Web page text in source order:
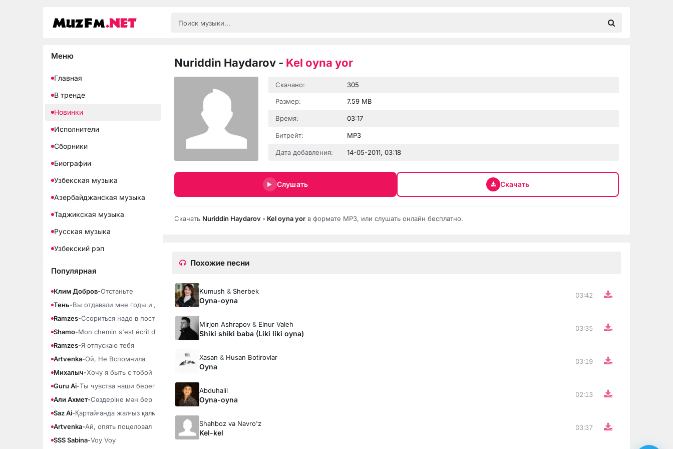
Меню
Главная
В тренде
Новинки
Исполнители
Сборники
Биографии
Узбекская музыка
Азербайджанская музыка
Таджикская музыка
Русская музыка
Узбекский рэп
Популярная
Клим Добров-Отстаньте
Тень-Вы отдавали мне годы и душу
Ramzes-Ссориться надо в постели
Shamo-Mon chemin s'est écrit dans la fumée
Ramzes-Я отпускаю тебя
Artvenka-Ой, Не Вспомнила
Михалыч-Хочу я быть с тобой
Guru Ai-Ты чувства наши береги
Али Ахмет-Сөздеріне мән бер
Saz Ai-Қартайғанда жалғыз қалма
Artvenka-Ай, опять поцеловал
SSS Sabina-Voy Voy
Nuriddin Haydarov - Kel oyna yor
Скачано: 305
Размер: 7.59 MB
Время: 03:17
Битрейт: MP3
Дата добавления: 14-05-2011, 03:18
Слушать Скачать
Скачать Nuriddin Haydarov - Kel oyna yor в формате MP3, или слушать онлайн бесплатно.
Похожие песни
Kumush & Sherbek
Oyna-oyna
03:42
Mirjon Ashrapov & Elnur Valeh
Shiki shiki baba (Liki liki oyna)
03:35
Xasan & Husan Botirovlar
Oyna
03:19
Abduhalil
Oyna-oyna
02:13
Shahboz va Navro'z
Kel-kel
03:37